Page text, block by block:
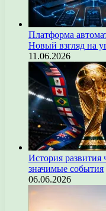
Платформа
Новый взгляд на
11.06.2026
История развития
значимые события
06.06.2026